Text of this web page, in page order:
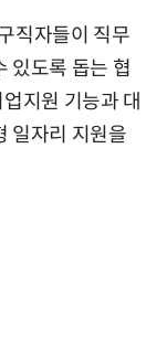
직자들이 직무
있도록 돕는 협
지원 기능과 대
일자리 지원을